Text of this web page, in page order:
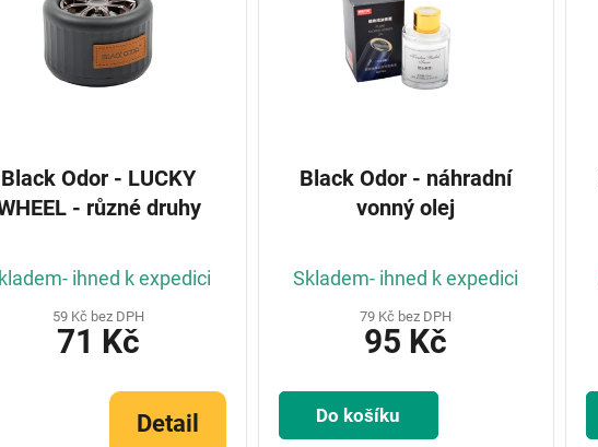
Black Odor - LUCKY
- různé druhy
ihned k expedici
59 Kč bez DPH
71 Kč
Detail
Black Odor - náhradní
vonný olej
Skladem- ihned k expedici
79 Kč bez DPH
95 Kč
Do košíku